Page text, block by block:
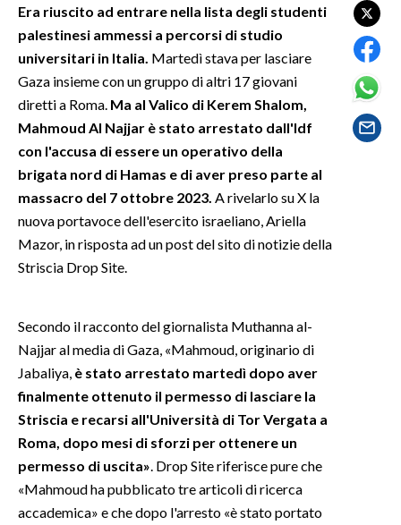
SPETTACOLI
GOSSIP
SARDI NEL MONDO
NOTIZIE
EVENTI
3 MINUTI CON
INSULARITÀ
ANNUNCI
NECROLOGI
Era riuscito ad entrare nella lista degli studenti
palestinesi ammessi a percorsi di studio
universitari in Italia. Martedì stava per lasciare
Gaza insieme con un gruppo di altri 17 giovani
diretti a Roma. Ma al Valico di Kerem Shalom,
Mahmoud Al Najjar è stato arrestato dall'Idf
con l'accusa di essere un operativo della
brigata nord di Hamas e di aver preso parte al
massacro del 7 ottobre 2023. A rivelarlo su X la
nuova portavoce dell'esercito israeliano, Ariella
Mazor, in risposta ad un post del sito di notizie della
Striscia Drop Site.
Secondo il racconto del giornalista Muthanna al-
Najjar al media di Gaza, «Mahmoud, originario di
Jabaliya, è stato arrestato martedì dopo aver
finalmente ottenuto il permesso di lasciare la
Striscia e recarsi all'Università di Tor Vergata a
Roma, dopo mesi di sforzi per ottenere un
permesso di uscita» . Drop Site riferisce pure che
«Mahmoud ha pubblicato tre articoli di ricerca
accademica» e che dopo l'arresto «è stato portato